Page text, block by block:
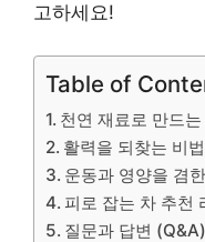
고하세요!
Table of
천연 재료로 만드
활력을 되찾는 비
운동과 영양을 겸
피로 잡는 차 추천
질문과 답변 (Q&A)